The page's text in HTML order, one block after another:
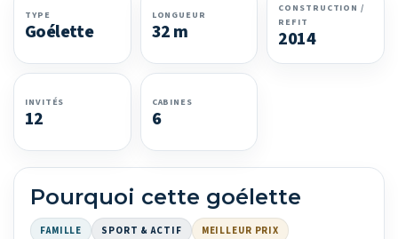
TYPE
Goélette
LONGUEUR
32 m
CONSTRUCTION /
REFIT
2014
INVITÉS
12
CABINES
6
Pourquoi cette goélette
FAMILLE SPORT & ACTIF MEILLEUR PRIX